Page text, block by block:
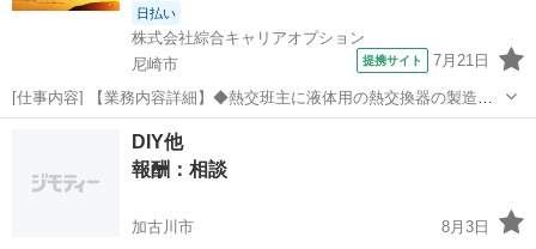
日払い
株式会社綜合キャリアオプション
尼崎市
提携サイト 7月21日
[仕事内容] 【業務内容詳細】◆熱交班主に液体用の熱交換器の製造全
般に携わっていただきます。 具体的には、 熱交換器内部にある穴の開
いた板に図面通りにチューブを通してもらう作業、 熱交換器の組み立
て、 塗装、 梱包等の作業が...
工場
DIY他
報酬：相談
加古川市
8月3日